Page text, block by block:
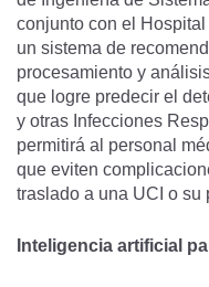
conjunto con el
un sistema de
procesamiento y
que logre predecir el
y otras Infecciones
permitirá al personal
que eviten
traslado a una UCI o su
Inteligencia artificial